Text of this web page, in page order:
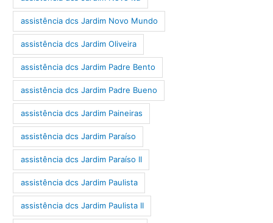
assistência dcs Jardim Novo Mundo
assistência dcs Jardim Oliveira
assistência dcs Jardim Padre Bento
assistência dcs Jardim Padre Bueno
assistência dcs Jardim Paineiras
assistência dcs Jardim Paraíso
assistência dcs Jardim Paraíso II
assistência dcs Jardim Paulista
assistência dcs Jardim Paulista II